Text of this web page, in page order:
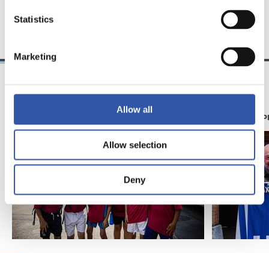
Statistics
Marketing
Allow all
Allow selection
Deny
GALERIE DE